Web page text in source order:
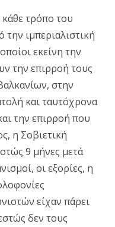
τρόπο του
ιμπεριαλιστική
εκείνη την
την επιρροή τους
στην
και ταυτόχρονα
την επιρροή που
η Σοβιετική
9 μήνες μετά
οι εξορίες, η
είχαν πάρει
δεν τους